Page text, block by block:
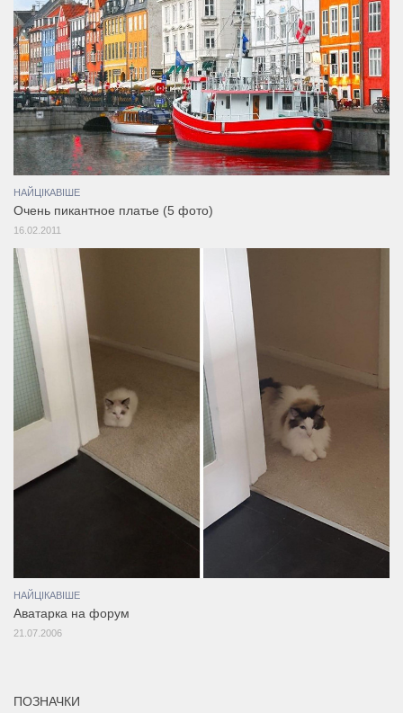
НАЙЦІКАВІШЕ
Очень пикантное платье (5 фото)
16.02.2011
НАЙЦІКАВІШЕ
Аватарка на форум
21.07.2006
ПОЗНАЧКИ